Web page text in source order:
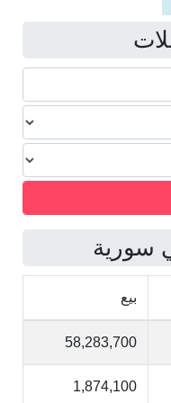
سورية
بيع
58,283,700
1,874,100